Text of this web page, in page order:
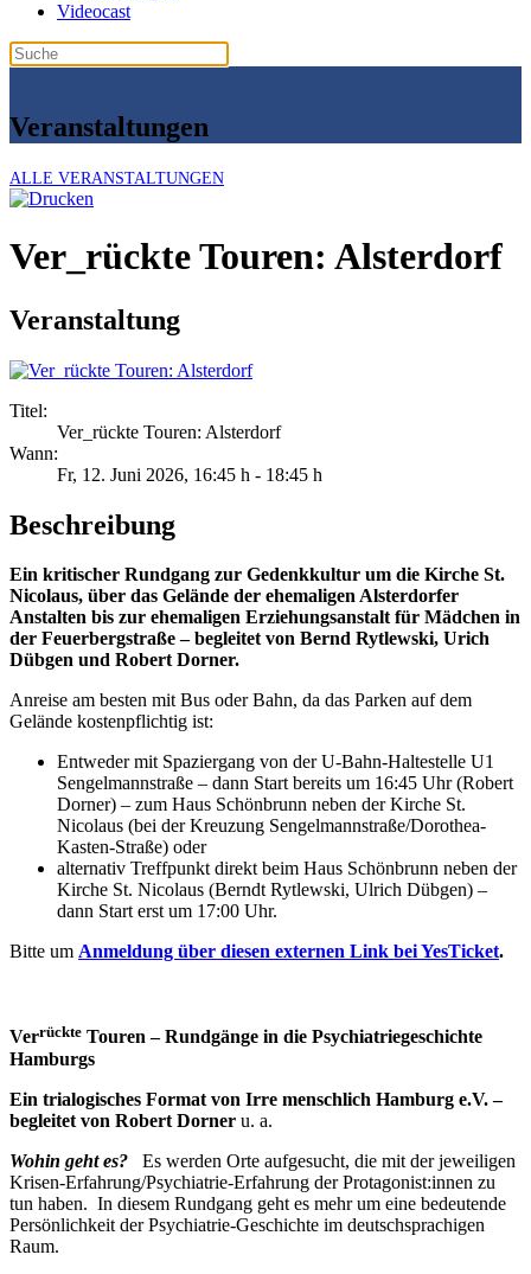
Videocast
Veranstaltungen
ALLE VERANSTALTUNGEN
Ver_rückte Touren: Alsterdorf
Veranstaltung
Titel:
Ver_rückte Touren: Alsterdorf
Wann:
Fr, 12. Juni 2026, 16:45 h - 18:45 h
Beschreibung
Ein kritischer Rundgang zur Gedenkkultur um die Kirche St.
Nicolaus, über das Gelände der ehemaligen Alsterdorfer
Anstalten bis zur ehemaligen Erziehungsanstalt für Mädchen in
der Feuerbergstraße – begleitet von Bernd Rytlewski, Urich
Dübgen und Robert Dorner.
Anreise am besten mit Bus oder Bahn, da das Parken auf dem
Gelände kostenpflichtig ist:
Entweder mit Spaziergang von der U-Bahn-Haltestelle U1
Sengelmannstraße – dann Start bereits um 16:45 Uhr (Robert
Dorner) – zum Haus Schönbrunn neben der Kirche St.
Nicolaus (bei der Kreuzung Sengelmannstraße/Dorothea-
Kasten-Straße) oder
alternativ Treffpunkt direkt beim Haus Schönbrunn neben der
Kirche St. Nicolaus (Berndt Rytlewski, Ulrich Dübgen) –
dann Start erst um 17:00 Uhr.
Bitte um Anmeldung über diesen externen Link bei YesTicket.
Verrückte Touren– Rundgänge in die Psychiatriegeschichte
Hamburgs
Ein trialogisches Format von Irre menschlich Hamburg e.V. –
begleitet von Robert Dorner u. a.
Wohin geht es?
Es werden Orte aufgesucht, die mit der jeweiligen
Krisen-Erfahrung/Psychiatrie-Erfahrung der Protagonist:innen zu
tun haben. In diesem Rundgang geht es mehr um eine bedeutende
Persönlichkeit der Psychiatrie-Geschichte im deutschsprachigen
Raum.